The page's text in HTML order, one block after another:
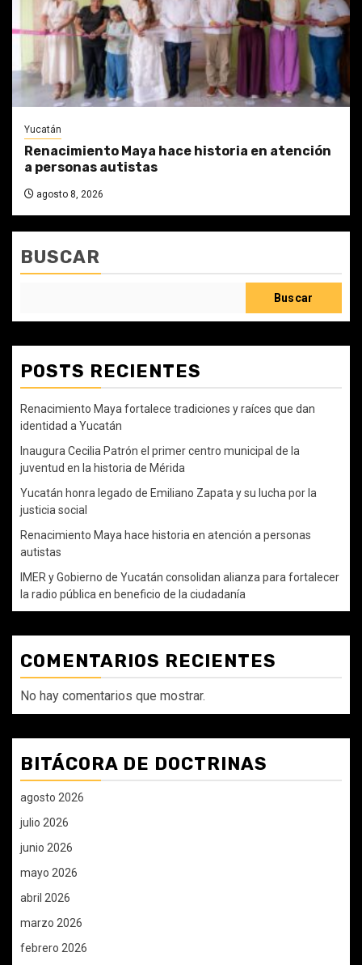
Yucatán
Renacimiento Maya hace historia en atención
a personas autistas
agosto 8, 2026
BUSCAR
Buscar
POSTS RECIENTES
Renacimiento Maya fortalece tradiciones y raíces que dan
identidad a Yucatán
Inaugura Cecilia Patrón el primer centro municipal de la
juventud en la historia de Mérida
Yucatán honra legado de Emiliano Zapata y su lucha por la
justicia social
Renacimiento Maya hace historia en atención a personas
autistas
IMER y Gobierno de Yucatán consolidan alianza para fortalecer
la radio pública en beneficio de la ciudadanía
COMENTARIOS RECIENTES
No hay comentarios que mostrar.
BITÁCORA DE DOCTRINAS
agosto 2026
julio 2026
junio 2026
mayo 2026
abril 2026
marzo 2026
febrero 2026